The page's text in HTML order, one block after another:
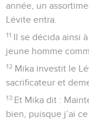
année, un
Lévite entra.
11 Il se décida ainsi
jeune homme
12 Mika investit le
sacrificateur et
13 Et Mika dit :
bien, puisque j’ai